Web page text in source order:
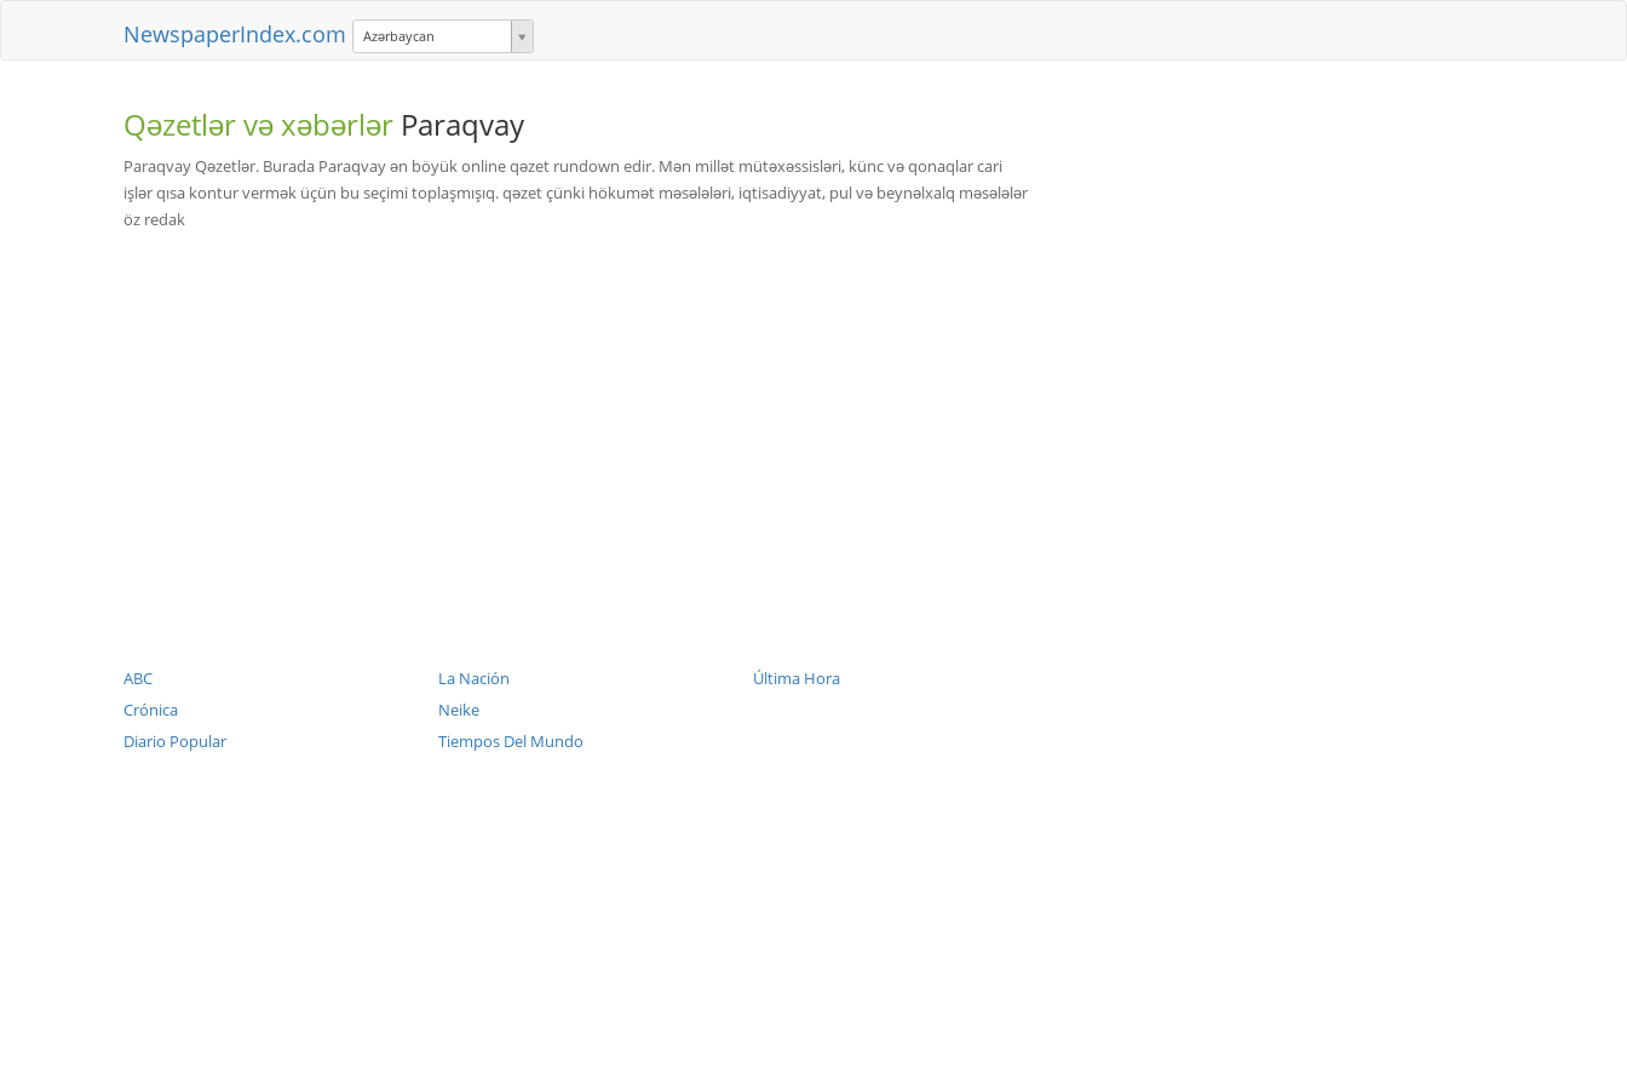
NewspaperIndex.com Azərbaycan
Qəzetlər və xəbərlər Paraqvay
Paraqvay Qəzetlər. Burada Paraqvay ən böyük online qəzet rundown edir. Mən millət mütəxəssisləri, künc və qonaqlar cari
işlər qısa kontur vermək üçün bu seçimi toplaşmışıq. qəzet çünki hökumət məsələləri, iqtisadiyyat, pul və beynəlxalq məsələlər
öz redak
ABC
Crónica
Diario Popular
La Nación
Neike
Tiempos Del Mundo
Última Hora